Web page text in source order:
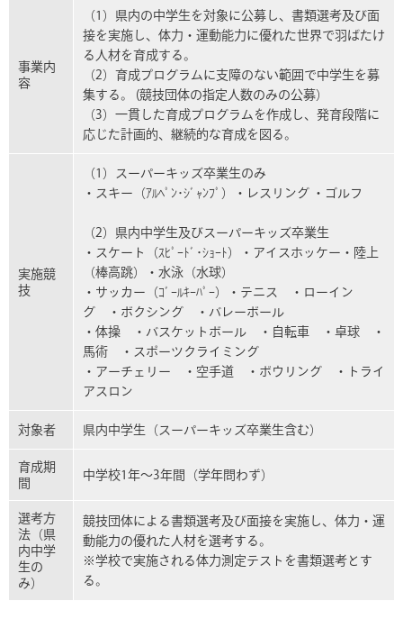
事業内
容
（1）県内の中学生を対象に公募し、書類選考及び面
接を実施し、体力・運動能力に優れた世界で羽ばたけ
る人材を育成する。
（2）育成プログラムに支障のない範囲で中学生を募
集する。 (競技団体の指定人数のみの公募）
（3）一貫した育成プログラムを作成し、発育段階に
応じた計画的、継続的な育成を図る。
実施競
技
（1）スーパーキッズ卒業生のみ
・スキー（ｱﾙﾍﾟﾝ･ｼﾞｬﾝﾌﾟ）・レスリング ・ゴルフ
（2）県内中学生及びスーパーキッズ卒業生
・スケート（ｽﾋﾟｰﾄﾞ･ｼｮｰﾄ）・アイスホッケー・陸上
（棒高跳）・水泳（水球）
・サッカー（ｺﾞｰﾙｷｰﾊﾟｰ）・テニス ・ローイン
グ ・ボクシング ・バレーボール
・体操 ・バスケットボール ・自転車 ・卓球 ・
馬術 ・スポーツクライミング
・アーチェリー ・空手道 ・ボウリング ・トライ
アスロン
対象者 県内中学生（スーパーキッズ卒業生含む）
育成期
間
中学校1年～3年間（学年問わず）
選考方
法（県
内中学
生の
み）
競技団体による書類選考及び面接を実施し、体力・運
動能力の優れた人材を選考する。
※学校で実施される体力測定テストを書類選考とす
る。